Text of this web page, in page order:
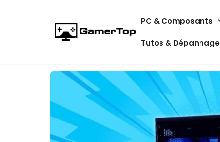
PC & Composants
Tutos & Dépannage